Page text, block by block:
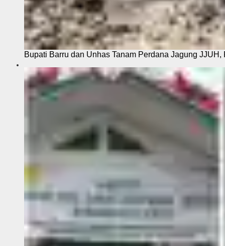
Bupati Barru dan Unhas Tanam Perdana Jagung